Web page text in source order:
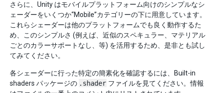
さらに、Unity はモバイルプラットフォーム向けのシンプルなシ
ェーダーをいくつか“Mobile”カテゴリーの下に用意しています。
これらシェーダーは他のプラットフォームでも良く動作するた
め、このシンプルさ (例えば、近似のスペキュラー、マテリアル
ごとのカラーサポートなし、等) を活用するため、是非とも試し
てみてください。
各シェーダーに行った特定の簡素化を確認するには、Built-in
shaders パッケージの .shader ファイルを見てください。情報